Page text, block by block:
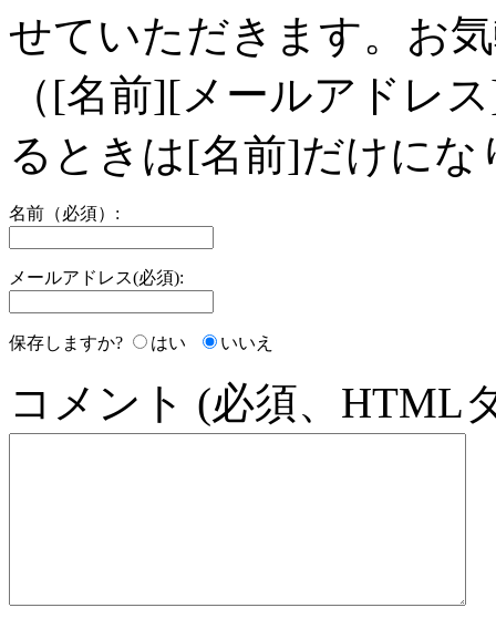
せていただきます。お
（[名前][メールアドレ
るときは[名前]だけにな
名前（必須）:
メールアドレス(必須):
保存しますか? はい いいえ
コメント (必須、HTML